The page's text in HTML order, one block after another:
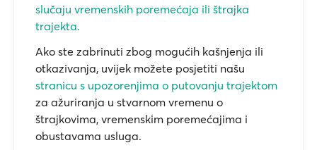
slučaju vremenskih poremećaja ili štrajka
trajekta.
Ako ste zabrinuti zbog mogućih kašnjenja ili
otkazivanja, uvijek možete posjetiti našu
stranicu s upozorenjima o putovanju trajektom
za ažuriranja u stvarnom vremenu o
štrajkovima, vremenskim poremećajima i
obustavama usluga.